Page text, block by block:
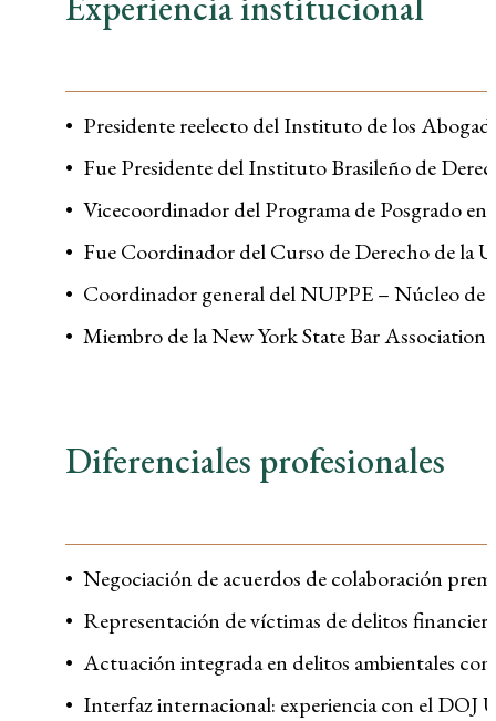
Presidente reelecto del Instituto de los
Fue Presidente del Instituto Brasileño de
Vicecoordinador del Programa de Posgrado
Fue Coordinador del Curso de Derecho de la
Coordinador general del NUPPE – Núcleo de
Miembro de la New York State Bar
Diferenciales profesionales
Negociación de acuerdos de colaboración
Representación de víctimas de delitos
Actuación integrada en delitos ambientales
Interfaz internacional: experiencia con el DOJ